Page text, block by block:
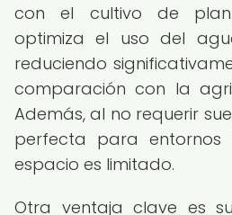
con el cultivo de
optimiza el uso del
reduciendo
comparación con la
Además, al no requerir
perfecta para entornos
espacio es limitado.
Otra ventaja clave es